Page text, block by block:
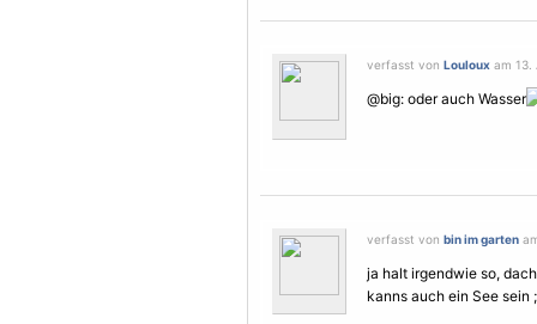
verfasst von Louloux am 13.
@big: oder auch Wasser
verfasst von bin im garten
ja halt irgendwie so,
kanns auch ein See sein